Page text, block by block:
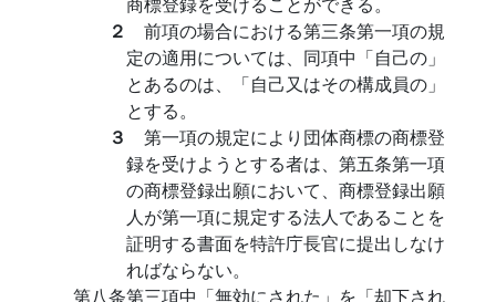
２ 前項の場合における第三条第一項の規
定の適用については、同項中「自己の」
とあるのは、「自己又はその構成員の」
とする。
３ 第一項の規定により団体商標の商標登
録を受けようとする者は、第五条第一項
の商標登録出願において、商標登録出願
人が第一項に規定する法人であることを
証明する書面を特許庁長官に提出しなけ
ればならない。
第八条第三項中「無効にされた」を「却下され